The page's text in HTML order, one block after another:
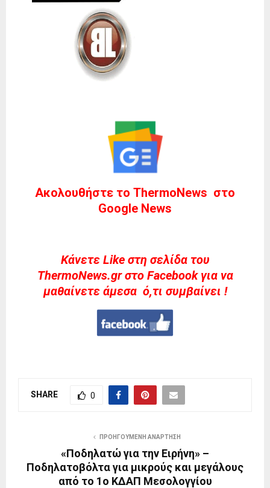
Ακολουθήστε το ThermoNews στο
Google News
Kάνετε Like στη σελίδα του
ThermoNews.gr στο Facebook για να
μαθαίνετε άμεσα ό,τι συμβαίνει !
SHARE 0
ΠΡΟΗΓΟΎΜΕΝΗ ΑΝΆΡΤΗΣΗ
«Ποδηλατώ για την Ειρήνη» –
Ποδηλατοβόλτα για μικρούς και μεγάλους
από το 1ο ΚΔΑΠ Μεσολογγίου